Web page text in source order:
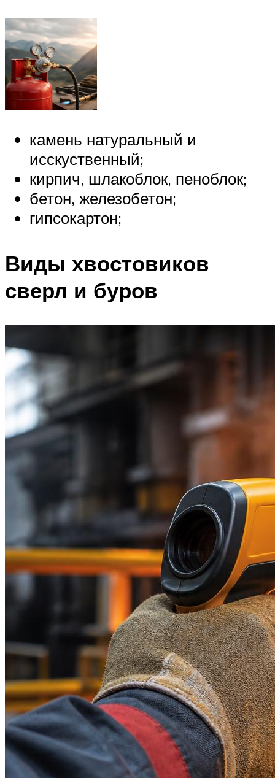
камень натуральный и
исскуственный;
кирпич, шлакоблок, пеноблок;
бетон, железобетон;
гипсокартон;
Виды хвостовиков
сверл и буров